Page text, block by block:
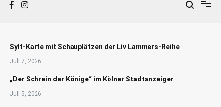
Sylt-Karte mit Schauplätzen der Liv Lammers-Reihe
Juli 7, 2026
„Der Schrein der Könige“ im Kölner Stadtanzeiger
Juli 5, 2026